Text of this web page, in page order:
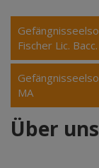
Fischer Lic. Bacc.
MA
Über uns